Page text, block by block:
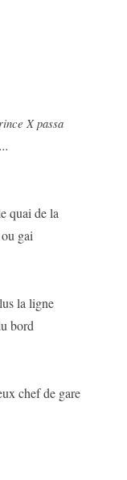
X passa
quai de la
gai
la ligne
bord
chef de gare